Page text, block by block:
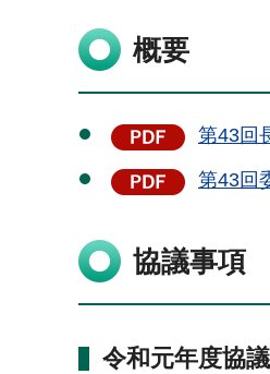
概要
第43回
第43回
協議事項
令和元年度協